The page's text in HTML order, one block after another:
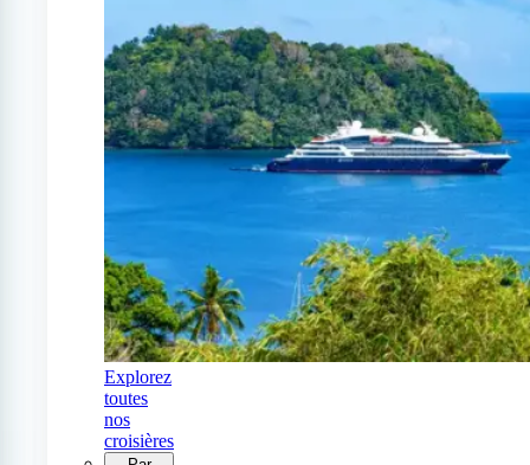
Explorez
toutes
nos
croisières